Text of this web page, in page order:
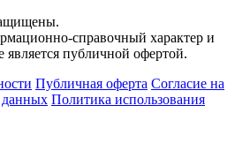
справочный характер и
публичной офертой.
Публичная оферта Согласие на
данных Политика использования